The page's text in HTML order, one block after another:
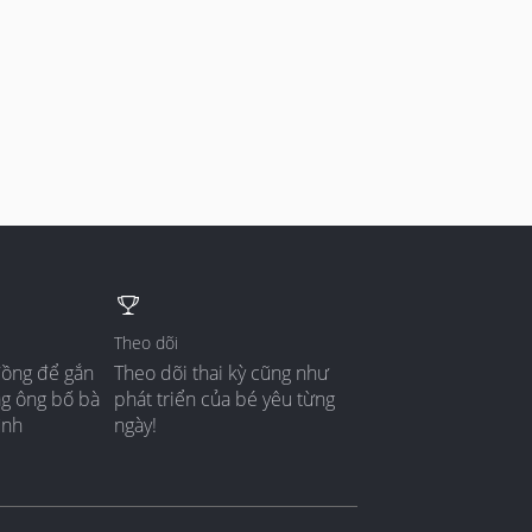
để gắn
ông bố bà
Theo dõi
Theo dõi thai kỳ cũng như
phát triển của bé yêu từng
ngày!